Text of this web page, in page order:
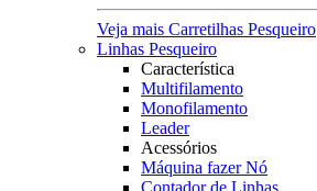
Veja mais Carretilhas Pesqueiro
Linhas Pesqueiro
Característica
Multifilamento
Monofilamento
Leader
Acessórios
Máquina fazer Nó
Contador de Linhas